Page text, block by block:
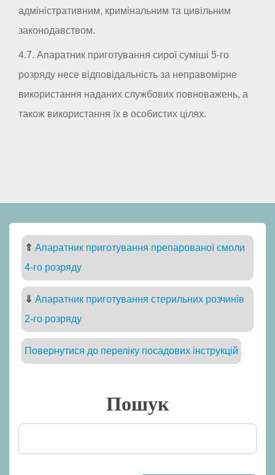
адміністративним, кримінальним та цивільним
законодавством.
4.7. Апаратник приготування сирої суміші 5-го
розряду несе відповідальність за неправомірне
використання наданих службових повноважень, а
також використання їх в особистих цілях.
⇑ Апаратник приготування препарованої смоли
4-го розряду
⇓ Апаратник приготування стерильних розчинів
2-го розряду
Повернутися до переліку посадових інструкцій
Пошук